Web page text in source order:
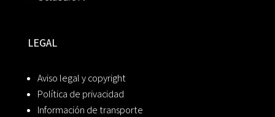
LEGAL
Aviso legal y copyright
Política de privacidad
Información de transporte